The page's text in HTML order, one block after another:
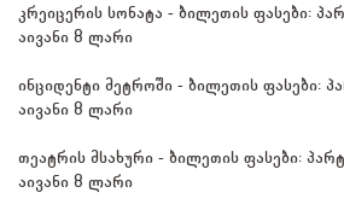
კრეიცერის სონატა - ბილეთის ფასები:
აივანი 8 ლარი
ინციდენტი მეტროში - ბილეთის ფასები:
აივანი 8 ლარი
თეატრის მსახური - ბილეთის ფასები:
აივანი 8 ლარი